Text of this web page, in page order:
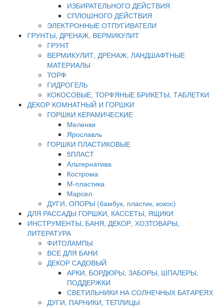
ИЗБИРАТЕЛЬНОГО ДЕЙСТВИЯ
СПЛОШНОГО ДЕЙСТВИЯ
ЭЛЕКТРОННЫЕ ОТПУГИВАТЕЛИ
ГРУНТЫ, ДРЕНАЖ, ВЕРМИКУЛИТ
ГРУНТ
ВЕРМИКУЛИТ, ДРЕНАЖ, ЛАНДШАФТНЫЕ
МАТЕРИАЛЫ
ТОРФ
ГИДРОГЕЛЬ
КОКОСОВЫЕ, ТОРФЯНЫЕ БРИКЕТЫ, ТАБЛЕТКИ
ДЕКОР КОМНАТНЫЙ И ГОРШКИ
ГОРШКИ КЕРАМИЧЕСКИЕ
Меленки
Ярославль
ГОРШКИ ПЛАСТИКОВЫЕ
5ПЛАСТ
Альтернатива
Кострома
М-пластика
Марсел
ДУГИ, ОПОРЫ (бамбук, пластик, кокос)
ДЛЯ РАССАДЫ ГОРШКИ, КАССЕТЫ, ЯЩИКИ
ИНСТРУМЕНТЫ, БАНЯ, ДЕКОР, ХОЗТОВАРЫ,
ЛИТЕРАТУРА
ФИТОЛАМПЫ
ВСЕ ДЛЯ БАНИ
ДЕКОР САДОВЫЙ
АРКИ, БОРДЮРЫ, ЗАБОРЫ, ШПАЛЕРЫ,
ПОДДЕРЖКИ
СВЕТИЛЬНИКИ НА СОЛНЕЧНЫХ БАТАРЕЯХ
ДУГИ, ПАРНИКИ, ТЕПЛИЦЫ